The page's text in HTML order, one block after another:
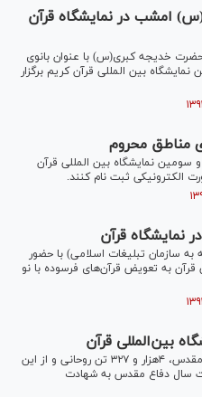
امشب در نمایشگاه قرآن
خدیجه کبری(س) با عنوان بانوی
بین المللی قرآن کریم برگزار
مناطق محروم
و سومین نمایشگاه بین المللی قرآن
الکترونیکی ثبت نام کنند.
نمایشگاه قرآن
به سازمان تبلیغات اسلامی) با حضور
به تعویض قرآن‌های فرسوده با نو
خبرگزاری میزان: از مجموع شهدای دفاع مقدس، ۴هزار و ۳۲۷ تن روحانی و از این
هشت سال دفاع مقدس به شهادت